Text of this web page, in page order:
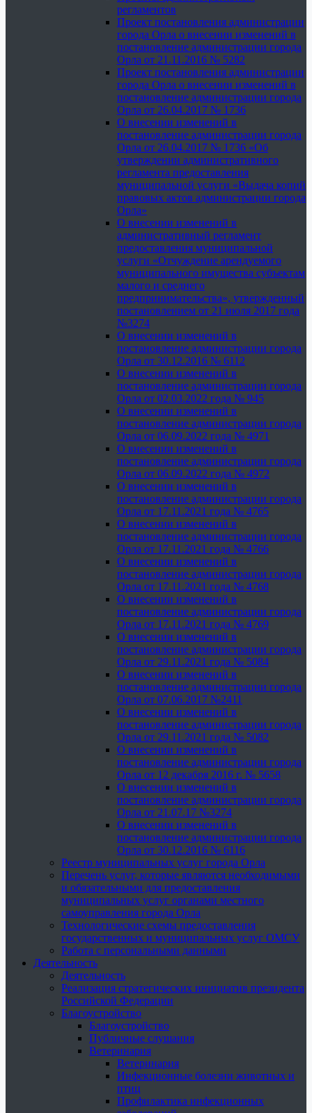
регламентов
Проект постановления администрации
города Орла о внесении изменений в
постановление администрации города
Орла от 21.11.2016 № 5282
Проект постановления администрации
города Орла о внесении изменений в
постановление администрации города
Орла от 26.04.2017 № 1736
О внесении изменений в
постановление администрации города
Орла от 26.04.2017 № 1736 «Об
утверждении административного
регламента предоставления
муниципальной услуги «Выдача копий
правовых актов администрации города
Орла»
О внесении изменений в
административный регламент
предоставления муниципальной
услуги «Отчуждение арендуемого
муниципального имущества субъектам
малого и среднего
предпринимательства», утвержденный
постановлением от 21 июля 2017 года
№3274
О внесении изменений в
постановление администрации города
Орла от 30.12.2016 № 6112
О внесении изменений в
постановление администрации города
Орла от 02.03.2022 года № 945
О внесении изменений в
постановление администрации города
Орла от 06.09.2022 года № 4971
О внесении изменений в
постановление администрации города
Орла от 06.09.2022 года № 4972
О внесении изменений в
постановление администрации города
Орла от 17.11.2021 года № 4765
О внесении изменений в
постановление администрации города
Орла от 17.11.2021 года № 4766
О внесении изменений в
постановление администрации города
Орла от 17.11.2021 года № 4768
О внесении изменений в
постановление администрации города
Орла от 17.11.2021 года № 4769
О внесении изменений в
постановление администрации города
Орла от 29.11.2021 года № 5084
О внесении изменений в
постановление администрации города
Орла от 07.06.2017 №2411
О внесении изменений в
постановление администрации города
Орла от 29.11.2021 года № 5082
О внесении изменений в
постановление администрации города
Орла от 12 декабря 2016 г. № 5658
О внесении изменений в
постановление администрации города
Орла от 21.07.17 №3274
О внесении изменений в
постановление администрации города
Орла от 30.12.2016 № 6116
Реестр муниципальных услуг города Орла
Перечень услуг, которые являются необходимыми
и обязательными для предоставления
муниципальных услуг органами местного
самоуправления города Орла
Технологические схемы предоставления
государственных и муниципальных услуг ОМСУ
Работа с персональными данными
Деятельность
Деятельность
Реализация стратегических инициатив президента
Российской Федерации
Благоустройство
Благоустройство
Публичные слушания
Ветеринария
Ветеринария
Инфекционные болезни животных и
птиц
Профилактика инфекционных